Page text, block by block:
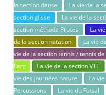
la section danse
La vie de la
section glisse
La vie de la
section méthode Pilates
La
de la section natation
La vie
vie de la section tennis / tennis de
l'arc
La vie de la section VTT
vie des journées nature
La
Percussions
La vie du Futsal